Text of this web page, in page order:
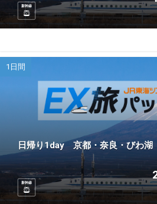
新幹線
1日間
日帰り1day 京都・奈良・びわ湖
新幹線